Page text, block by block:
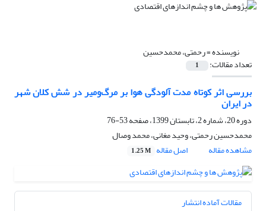
نویسنده =رحمتی، محمدحسین
تعداد مقالات: 1
بررسی اثر کوتاه مدت آلودگی هوا بر مرگ‌ومیر در شش کلان شهر
در ایران
دوره 20، شماره 2، تابستان 1399، صفحه
53-76
محمدحسین رحمتی، وحید مغانی، محمد وصال
مشاهده مقاله
اصل مقاله 1.25 M
مقالات آماده انتشار